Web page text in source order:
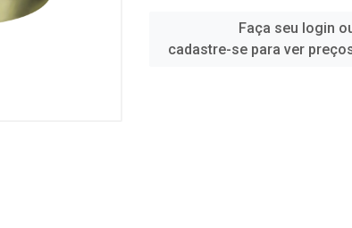
Faça seu login
cadastre-se para ver